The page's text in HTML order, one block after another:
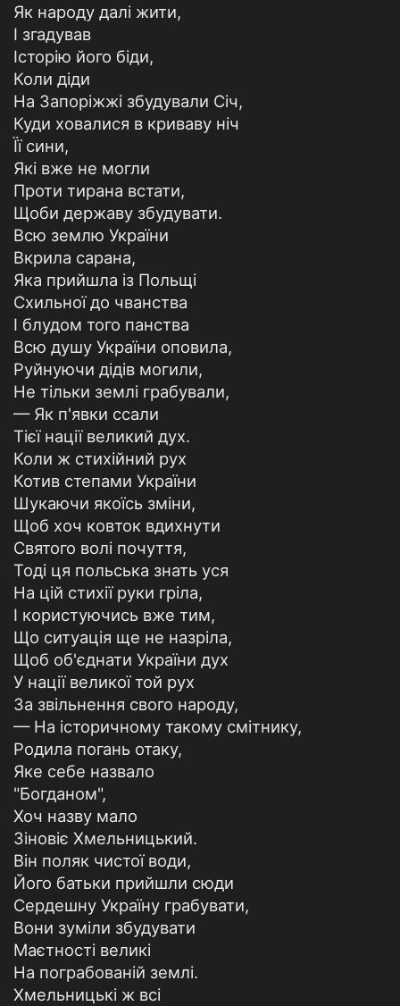
Як народу далі жити,
І згадував
Історію його біди,
Коли діди
На Запоріжжі збудували Січ,
Куди ховалися в криваву ніч
Її сини,
Які вже не могли
Проти тирана встати,
Щоби державу збудувати.
Всю землю України
Вкрила сарана,
Яка прийшла із Польщі
Схильної до чванства
І блудом того панства
Всю душу України оповила,
Руйнуючи дідів могили,
Не тільки землі грабували,
— Як п'явки ссали
Тієї нації великий дух.
Коли ж стихійний рух
Котив степами України
Шукаючи якоїсь зміни,
Щоб хоч ковток вдихнути
Святого волі почуття,
Тоді ця польська знать уся
На цій стихії руки гріла,
І користуючись вже тим,
Що ситуація ще не назріла,
Щоб об'єднати України дух
У нації великої той рух
За звільнення свого народу,
— На історичному такому смітнику,
Родила погань отаку,
Яке себе назвало
"Богданом",
Хоч назву мало
Зіновіє Хмельницький.
Він поляк чистої води,
Його батьки прийшли сюди
Сердешну Україну грабувати,
Вони зуміли збудувати
Маєтності великі
На пограбованій землі.
Хмельницькі ж всі